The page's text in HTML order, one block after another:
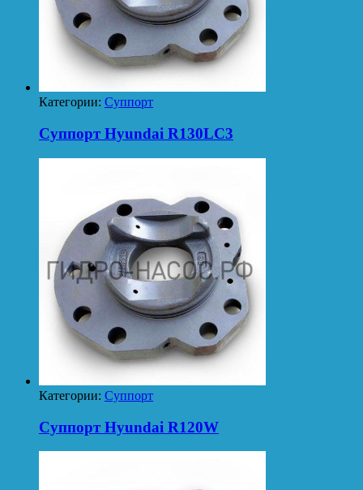
Категории: Суппорт
Суппорт Hyundai R130LC3
Категории: Суппорт
Суппорт Hyundai R120W